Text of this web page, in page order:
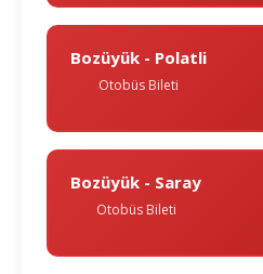
Bozüyük - Polatli
Otobüs Bileti
Bozüyük - Saray
Otobüs Bileti